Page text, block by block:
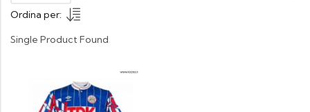
Ordina per:
Single Product Found